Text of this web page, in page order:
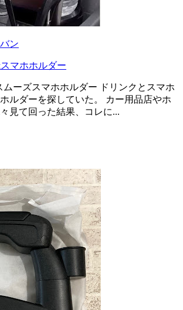
ン
マホホルダー
ーズスマホホルダー ドリンクとスマホ
ルダーを探していた。 カー用品店やホ
見て回った結果、コレに...